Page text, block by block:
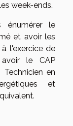
week-ends.
énumérer le
et avoir les
l'exercice de
le CAP
en
et